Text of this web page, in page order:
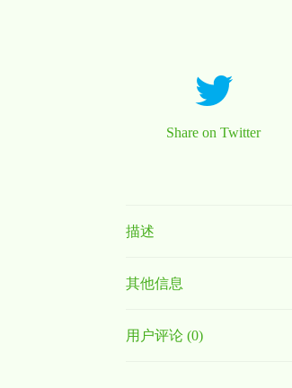
Share on Twitter
描述
其他信息
用户评论 (0)